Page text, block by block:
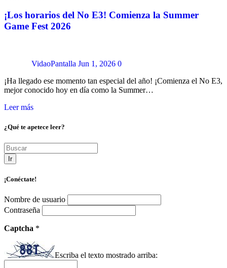
¡Los horarios del No E3! Comienza la Summer
Game Fest 2026
VidaoPantalla Jun 1, 2026 0
¡Ha llegado ese momento tan especial del año! ¡Comienza el No E3,
mejor conocido hoy en día como la Summer…
Leer más
¿Qué te apetece leer?
Ir
¡Conéctate!
Nombre de usuario
Contraseña
Captcha *
Escriba el texto mostrado arriba: